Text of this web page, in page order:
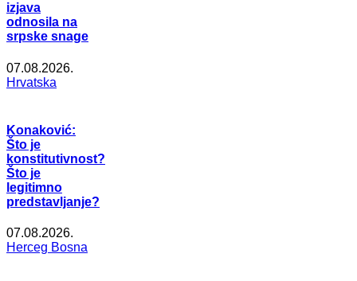
izjava
odnosila na
srpske snage
07.08.2026.
Hrvatska
Konaković:
Što je
konstitutivnost?
Što je
legitimno
predstavljanje?
07.08.2026.
Herceg Bosna